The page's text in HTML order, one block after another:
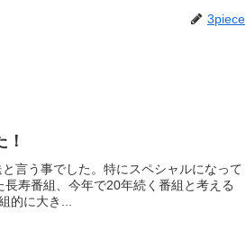
3piece
言う事でした。特にスペシャルになって
寿番組、今年で20年続く番組と考える
的に大き...